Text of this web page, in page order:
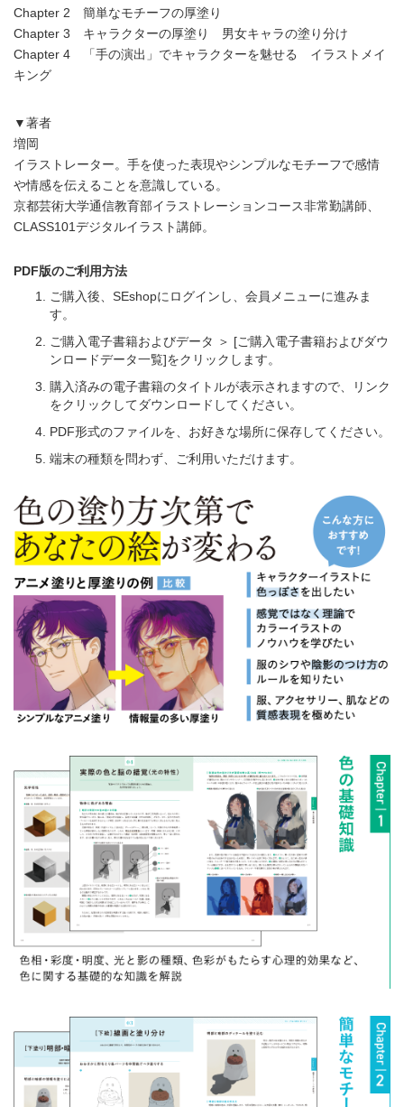
Chapter 2 簡単なモチーフの厚塗り
Chapter 3 キャラクターの厚塗り 男女キャラの塗り分け
Chapter 4 「手の演出」でキャラクターを魅せる イラストメイ
キング
▼著者
増岡
イラストレーター。手を使った表現やシンプルなモチーフで感情
や情感を伝えることを意識している。
京都芸術大学通信教育部イラストレーションコース非常勤講師、
CLASS101デジタルイラスト講師。
PDF版のご利用方法
ご購入後、SEshopにログインし、会員メニューに進みま
す。
ご購入電子書籍およびデータ ＞ [ご購入電子書籍およびダウ
ンロードデータ一覧]をクリックします。
購入済みの電子書籍のタイトルが表示されますので、リンク
をクリックしてダウンロードしてください。
PDF形式のファイルを、お好きな場所に保存してください。
端末の種類を問わず、ご利用いただけます。